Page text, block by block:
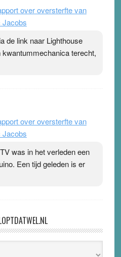
over oversterfte van
Jacobs
de link naar Lighthouse
terecht,
over oversterfte van
Jacobs
was in het verleden een
Een tijd geleden is er